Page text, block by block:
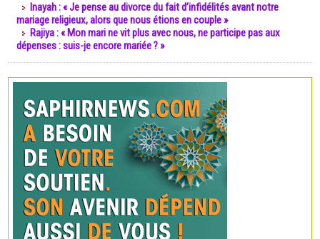
Inayah : « Je pense au divorce du fait d’infidélités avant notre
mariage religieux, alors que nous étions en couple »
Rajiya : « Mon mari ne vit plus avec nous, ne participe pas aux
dépenses : suis-je encore mariée ? »